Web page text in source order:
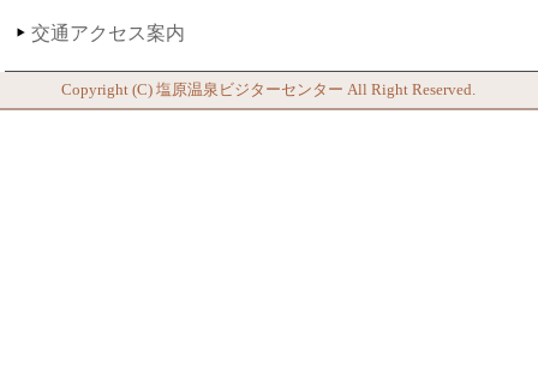
交通アクセス案内
Copyright (C)塩原温泉ビジターセンター All Right Reserved.